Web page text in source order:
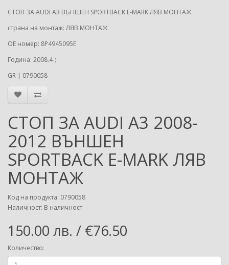
СТОП ЗА AUDI A3 ВЪНШЕН SPORTBACK E-MARK ЛЯВ МОНТАЖ
страна на монтаж: ЛЯВ МОНТАЖ
ОЕ номер: 8P4945095E
Година: 2008.4-;
GR | 0790058
СТОП ЗА AUDI A3 2008-
2012 ВЪНШЕН
SPORTBACK E-MARK ЛЯВ
МОНТАЖ
Код на продукта: 0790058
Наличност: В наличност
150.00 лв. / €76.50
Количество: